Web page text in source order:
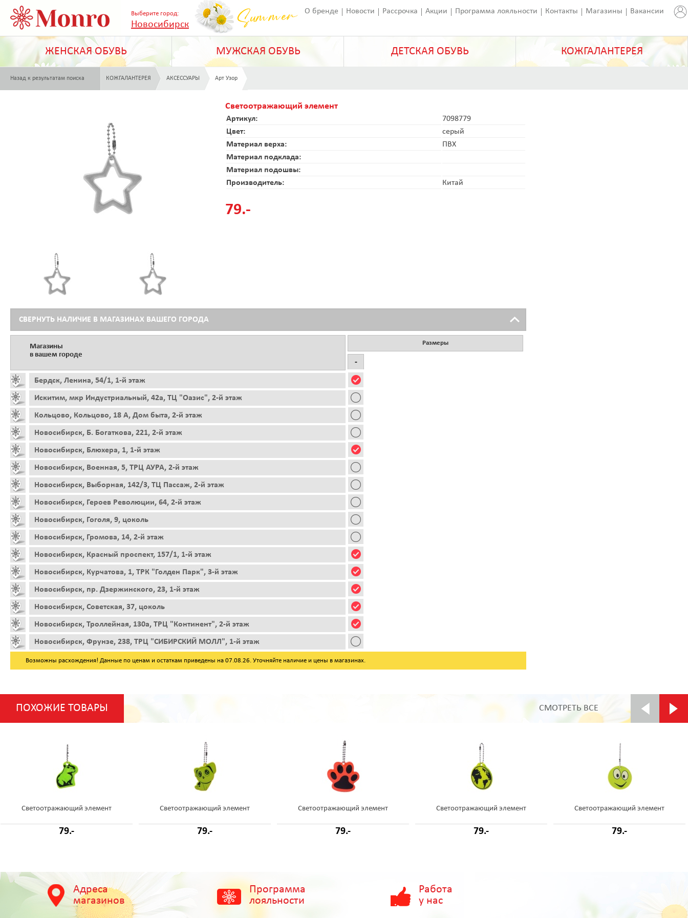
Выберите город:
Новосибирск
О бренде Новости Рассрочка Акции Программа лояльности Контакты Магазины Вакансии
ЖЕНСКАЯ ОБУВЬ МУЖСКАЯ ОБУВЬ ДЕТСКАЯ ОБУВЬ КОЖГАЛАНТЕРЕЯ
Назад к результатам поиска КОЖГАЛАНТЕРЕЯ АКСЕССУАРЫ Арт Узор
Светоотражающий элемент
Артикул:
7098779
Цвет:
серый
Материал верха:
ПВХ
Материал подклада:
Материал подошвы:
Производитель:
Китай
79.-
СВЕРНУТЬ НАЛИЧИЕ В МАГАЗИНАХ ВАШЕГО ГОРОДА
Магазины
в вашем городе
Бердск, Ленина, 54/1, 1-й этаж
Искитим, мкр Индустриальный, 42а, ТЦ "Оазис", 2-й этаж
Кольцово, Кольцово, 18 А, Дом быта, 2-й этаж
Новосибирск, Б. Богаткова, 221, 2-й этаж
Новосибирск, Блюхера, 1, 1-й этаж
Новосибирск, Военная, 5, ТРЦ АУРА, 2-й этаж
Новосибирск, Выборная, 142/3, ТЦ Пассаж, 2-й этаж
Новосибирск, Героев Революции, 64, 2-й этаж
Новосибирск, Гоголя, 9, цоколь
Новосибирск, Громова, 14, 2-й этаж
Новосибирск, Красный проспект, 157/1, 1-й этаж
Новосибирск, Курчатова, 1, ТРК "Голден Парк", 3-й этаж
Новосибирск, пр. Дзержинского, 23, 1-й этаж
Новосибирск, Советская, 37, цоколь
Новосибирск, Троллейная, 130а, ТРЦ "Континент", 2-й этаж
Новосибирск, Фрунзе, 238, ТРЦ "СИБИРСКИЙ МОЛЛ", 1-й этаж
Размеры
-
Возможны расхождения! Данные по ценам и остаткам приведены на 07.08.26. Уточняйте наличие и цены в магазинах.
ПОХОЖИЕ ТОВАРЫ СМОТРЕТЬ ВСЕ
Светоотражающий элемент
79.-
Светоотражающий элемент
79.-
Светоотражающий элемент
79.-
Светоотражающий элемент
79.-
Светоотражающий элемент
79.-
Адреса
магазинов
Программа
лояльности
Работа
у нас